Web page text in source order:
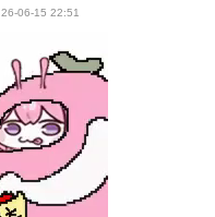
26-06-15 22:51